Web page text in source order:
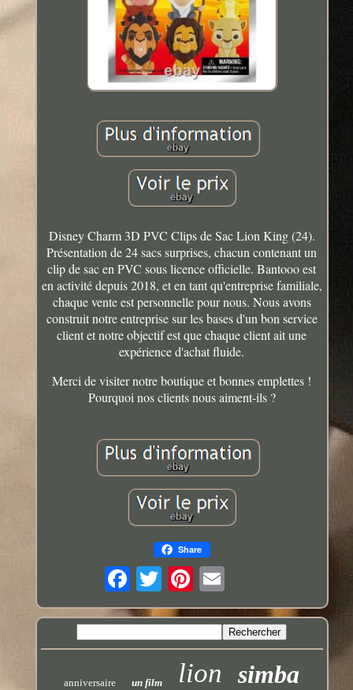
Disney Charm 3D PVC Clips de Sac Lion King (24).
Présentation de 24 sacs surprises, chacun contenant un
clip de sac en PVC sous licence officielle. Bantooo est
en activité depuis 2018, et en tant qu'entreprise familiale,
chaque vente est personnelle pour nous. Nous avons
construit notre entreprise sur les bases d'un bon service
client et notre objectif est que chaque client ait une
expérience d'achat fluide.
Merci de visiter notre boutique et bonnes emplettes !
Pourquoi nos clients nous aiment-ils ?
Share
anniversaire un film lion simba